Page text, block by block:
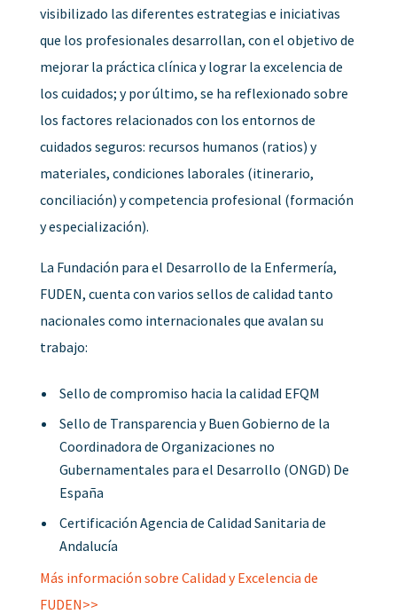
visibilizado las diferentes estrategias e iniciativas
que los profesionales desarrollan, con el objetivo de
mejorar la práctica clínica y lograr la excelencia de
los cuidados; y por último, se ha reflexionado sobre
los factores relacionados con los entornos de
cuidados seguros: recursos humanos (ratios) y
materiales, condiciones laborales (itinerario,
conciliación) y competencia profesional (formación
y especialización).
La Fundación para el Desarrollo de la Enfermería,
FUDEN, cuenta con varios sellos de calidad tanto
nacionales como internacionales que avalan su
trabajo:
Sello de compromiso hacia la calidad EFQM
Sello de Transparencia y Buen Gobierno de la
Coordinadora de Organizaciones no
Gubernamentales para el Desarrollo (ONGD) De
España
Certificación Agencia de Calidad Sanitaria de
Andalucía
Más información sobre Calidad y Excelencia de
FUDEN>>